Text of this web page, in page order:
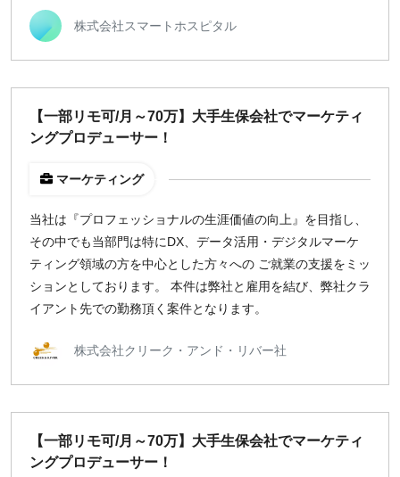
株式会社スマートホスピタル
【一部リモ可/月～70万】大手生保会社でマーケティ
ングプロデューサー！
マーケティング
当社は『プロフェッショナルの生涯価値の向上』を目指し、
その中でも当部門は特にDX、データ活用・デジタルマーケ
ティング領域の方を中心とした方々への ご就業の支援をミッ
ションとしております。 本件は弊社と雇用を結び、弊社クラ
イアント先での勤務頂く案件となります。
株式会社クリーク・アンド・リバー社
【一部リモ可/月～70万】大手生保会社でマーケティ
ングプロデューサー！